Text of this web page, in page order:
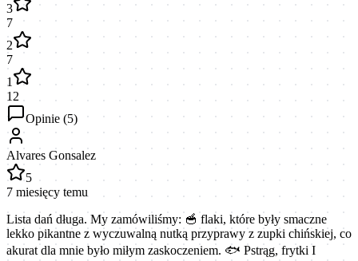
3
7
2
7
1
12
Opinie (5)
Alvares Gonsalez
5
7 miesięcy temu
Lista dań długa. My zamówiliśmy: 🥣 flaki, które były smaczne
lekko pikantne z wyczuwalną nutką przyprawy z zupki chińskiej, co
akurat dla mnie było miłym zaskoczeniem. 🐟 Pstrąg, frytki I